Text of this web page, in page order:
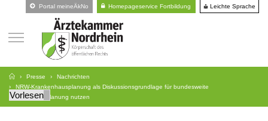
Portal meineÄkNo Homepageservice Fortbildung Leichte Sprache
Presse
Nachrichten
NRW-Krankenhausplanung als Diskussionsgrundlage für bundesweite
Krankenhausplanung nutzen
Vorlesen